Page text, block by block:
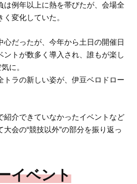
は例年以上に熱を帯びたが、会場全
変化していた。
心だったが、今年から土日の開催日
ントが数多く導入され、誰もが楽し
に。
トラの新しい姿が、伊豆ベロドロー
紹介できていなかったイベントなど
会の“競技以外”の部分を振り返っ
イベント